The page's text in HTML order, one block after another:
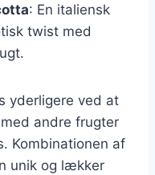
: En italiensk
twist med
yderligere ved at
andre frugter
Kombinationen af
unik og lækker